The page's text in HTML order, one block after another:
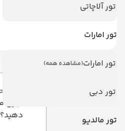
تور آلاچاتی
تور امارات
تور امارات(مشاهده همه)
تور دبی
تور مالدیو
دیدگاه کاربران
به این
دهید؟